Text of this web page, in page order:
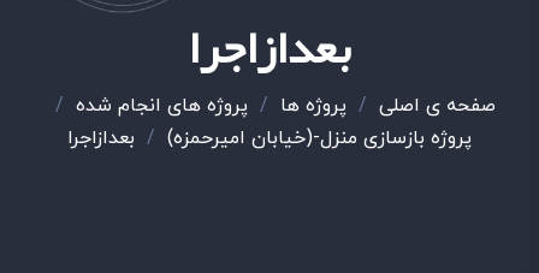
بعدازاجرا
صفحه ی اصلی / پروژه ها / پروژه های انجام شده /
پروژه بازسازی منزل-(خیابان امیرحمزه) / بعدازاجرا